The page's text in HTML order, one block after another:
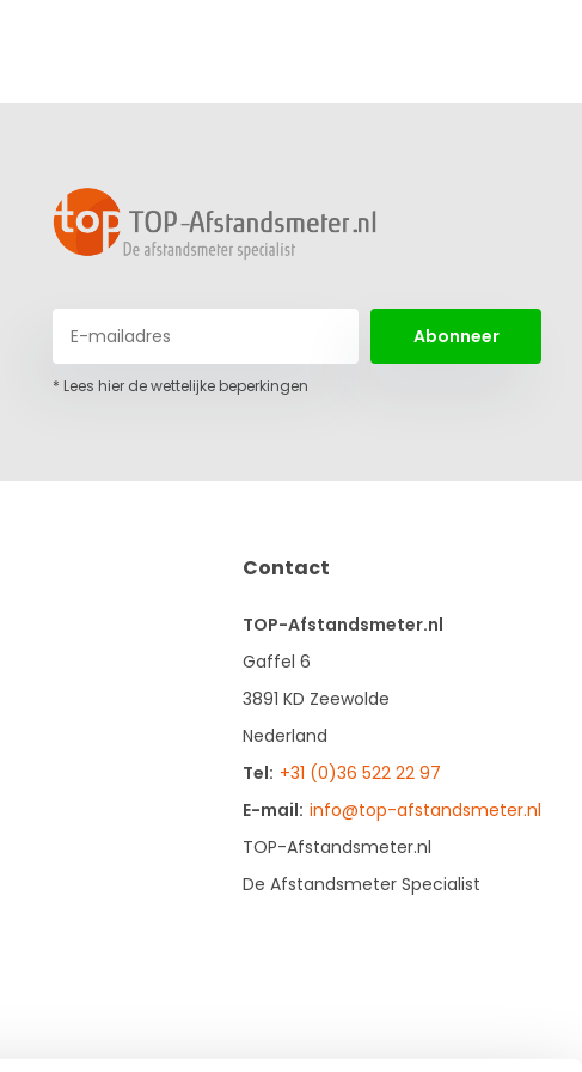
Abonneer
* Lees hier de wettelijke beperkingen
Contact
TOP-Afstandsmeter.nl
Gaffel 6
3891 KD Zeewolde
Nederland
Tel: +31 (0)36 522 22 97
E-mail: info@top-afstandsmeter.nl
TOP-Afstandsmeter.nl
De Afstandsmeter Specialist